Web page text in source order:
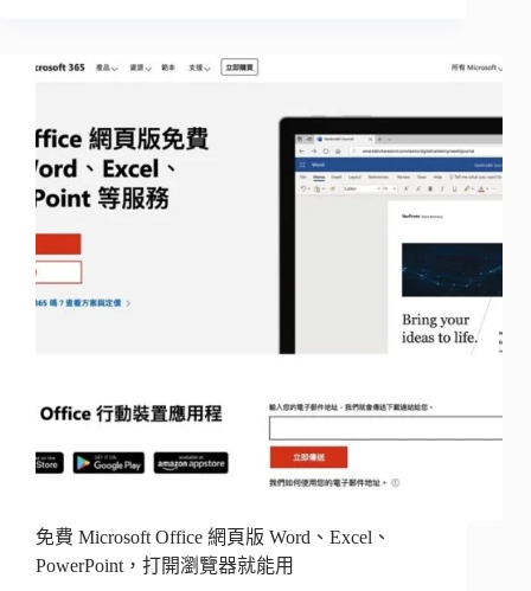
免費 Microsoft Office 網頁版 Word、Excel、
PowerPoint，打開瀏覽器就能用